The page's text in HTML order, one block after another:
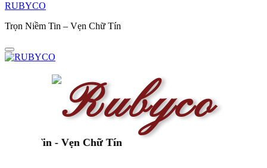
RUBYCO
Trọn Niềm Tin – Vẹn Chữ Tín
Tin - Vẹn Chữ Tín